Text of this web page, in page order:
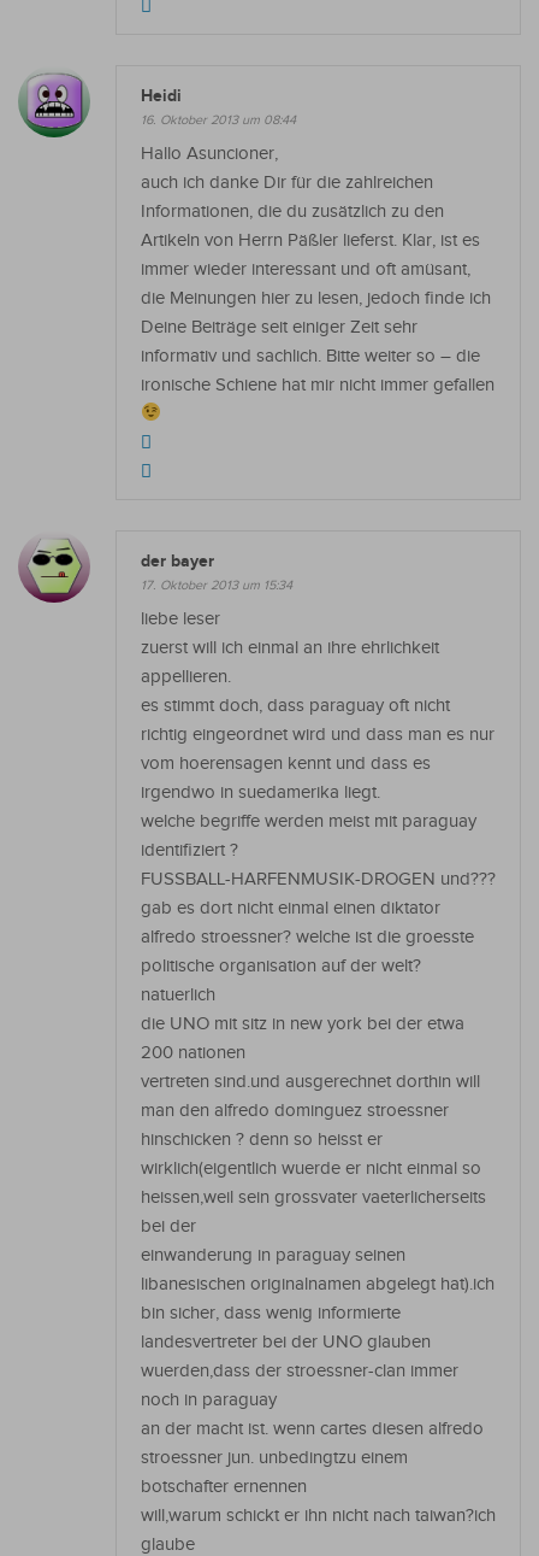
Heidi
16. Oktober 2013 um 08:44
Hallo Asuncioner,
auch ich danke Dir für die zahlreichen
Informationen, die du zusätzlich zu den
Artikeln von Herrn Päßler lieferst. Klar, ist es
immer wieder interessant und oft amüsant,
die Meinungen hier zu lesen, jedoch finde ich
Deine Beiträge seit einiger Zeit sehr
informativ und sachlich. Bitte weiter so – die
ironische Schiene hat mir nicht immer gefallen
der bayer
17. Oktober 2013 um 15:34
liebe leser
zuerst will ich einmal an ihre ehrlichkeit
appellieren.
es stimmt doch, dass paraguay oft nicht
richtig eingeordnet wird und dass man es nur
vom hoerensagen kennt und dass es
irgendwo in suedamerika liegt.
welche begriffe werden meist mit paraguay
identifiziert ?
FUSSBALL-HARFENMUSIK-DROGEN und???
gab es dort nicht einmal einen diktator
alfredo stroessner? welche ist die groesste
politische organisation auf der welt?
natuerlich
die UNO mit sitz in new york bei der etwa
200 nationen
vertreten sind.und ausgerechnet dorthin will
man den alfredo dominguez stroessner
hinschicken ? denn so heisst er
wirklich(eigentlich wuerde er nicht einmal so
heissen,weil sein grossvater vaeterlicherseits
bei der
einwanderung in paraguay seinen
libanesischen originalnamen abgelegt hat).ich
bin sicher, dass wenig informierte
landesvertreter bei der UNO glauben
wuerden,dass der stroessner-clan immer
noch in paraguay
an der macht ist. wenn cartes diesen alfredo
stroessner jun. unbedingtzu einem
botschafter ernennen
will,warum schickt er ihn nicht nach taiwan?ich
glaube